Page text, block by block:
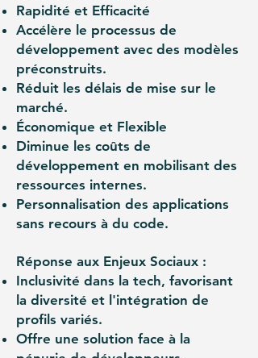
Rapidité et Efficacité
Accélère le processus de
développement avec des modèles
préconstruits.
Réduit les délais de mise sur le
marché.
Économique et Flexible
Diminue les coûts de
développement en mobilisant des
ressources internes.
Personnalisation des applications
sans recours à du code.
Réponse aux Enjeux Sociaux :
Inclusivité dans la tech, favorisant
la diversité et l'intégration de
profils variés.
Offre une solution face à la